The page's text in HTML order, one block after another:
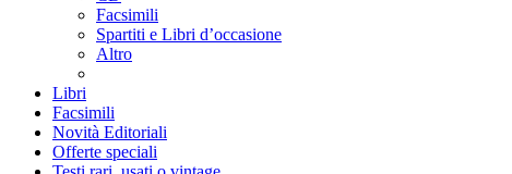
Facsimili
Spartiti e Libri d’occasione
Altro
Libri
Facsimili
Novità Editoriali
Offerte speciali